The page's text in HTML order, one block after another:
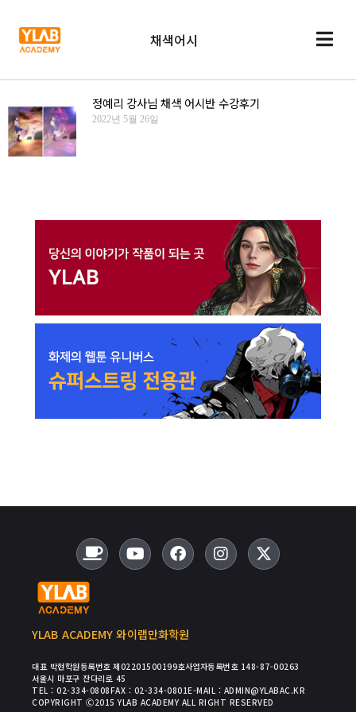
채색어시
정예리 강사님 채색 어시반 수강후기
2022년 5월 26일
YLAB ACADEMY 와이랩만화학원
대표 박현학원등록번호 제02201500199호사업자등록번호 148-87-00263
서울시 마포구 잔다리로 45
TEL : 02-334-0808FAX : 02-334-0801E-MAIL : ADMIN@YLABAC.KR
COPYRIGHT Ⓒ2015 YLAB ACADEMY ALL RIGHT RESERVED